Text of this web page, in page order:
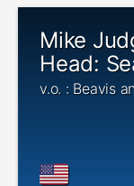
Mike
Head:
v.o. : Beavis